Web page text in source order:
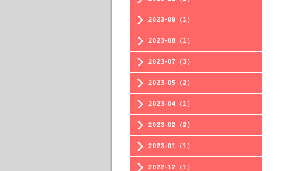
2023-09（1）
2023-08（1）
2023-07（3）
2023-05（2）
2023-04（1）
2023-02（2）
2023-01（1）
2022-12（1）